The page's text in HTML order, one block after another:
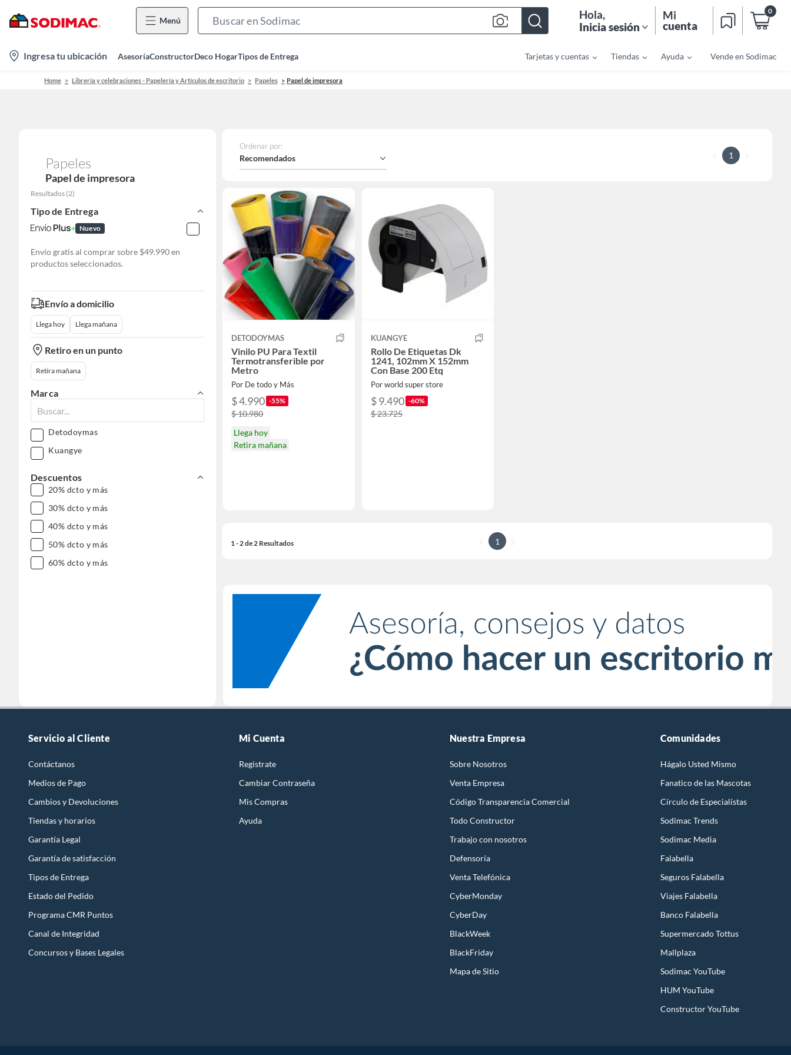
Menú
Bar
Hola,
Inicia sesión
Mi
cuenta
0
location-
icon
Ingresa tu ubicación AsesoríaConstructorDeco HogarTipos de Entrega Tarjetas y cuentas Tiendas Ayuda Vende en Sodimac
Home Librería y celebraciones - Papelería y Artículos de escritorio Papeles Papel de impresora
Papeles
Papel de impresora
Resultados (2)
Tipo de Entrega
Nuevo
Envío gratis al comprar sobre $49.990 en
productos seleccionados.
Envío a domicilio
Llega hoy Llega mañana
Retiro en un punto
Retira mañana
Marca
Detodoymas
Kuangye
Descuentos
20% dcto y más
30% dcto y más
40% dcto y más
50% dcto y más
60% dcto y más
Ordenar por:
Recomendados 1
DETODOYMAS
Vinilo PU Para Textil
Termotransferible por
Metro
Por De todo y Más
$ 4.990 -55%
$ 10.980
Llega hoy
Retira mañana
KUANGYE
Rollo De Etiquetas Dk
1241, 102mm X 152mm
Con Base 200 Etq
Por world super store
$ 9.490 -60%
$ 23.725
1 - 2 de 2 Resultados 1
Servicio al Cliente
Contáctanos
Medios de Pago
Cambios y Devoluciones
Tiendas y horarios
Garantía Legal
Garantía de satisfacción
Tipos de Entrega
Estado del Pedido
Programa CMR Puntos
Canal de Integridad
Concursos y Bases Legales
Mi Cuenta
Registrate
Cambiar Contraseña
Mis Compras
Ayuda
Nuestra Empresa
Sobre Nosotros
Venta Empresa
Código Transparencia Comercial
Todo Constructor
Trabajo con nosotros
Defensoría
Venta Telefónica
CyberMonday
CyberDay
BlackWeek
BlackFriday
Mapa de Sitio
Comunidades
Hágalo Usted Mismo
Fanatico de las Mascotas
Círculo de Especialístas
Sodimac Trends
Sodimac Media
Falabella
Seguros Falabella
Viajes Falabella
Banco Falabella
Supermercado Tottus
Mallplaza
Sodimac YouTube
HUM YouTube
Constructor YouTube